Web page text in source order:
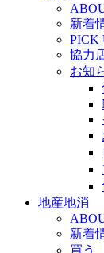
新着
PICK
協力
お知
地産地消
新着
買う